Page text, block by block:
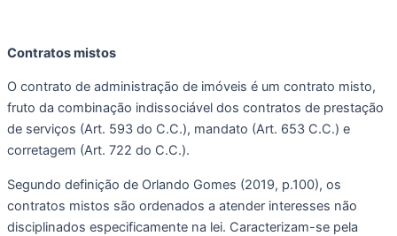
Contratos mistos
O contrato de administração de imóveis é um contrato misto,
fruto da combinação indissociável dos contratos de prestação
de serviços (Art. 593 do C.C.), mandato (Art. 653 C.C.) e
corretagem (Art. 722 do C.C.).
Segundo definição de Orlando Gomes (2019, p.100), os
contratos mistos são ordenados a atender interesses não
disciplinados especificamente na lei. Caracterizam-se pela